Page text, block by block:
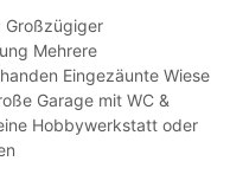
Großzügiger
Mehrere
Eingezäunte Wiese
Garage mit WC &
Hobbywerkstatt oder